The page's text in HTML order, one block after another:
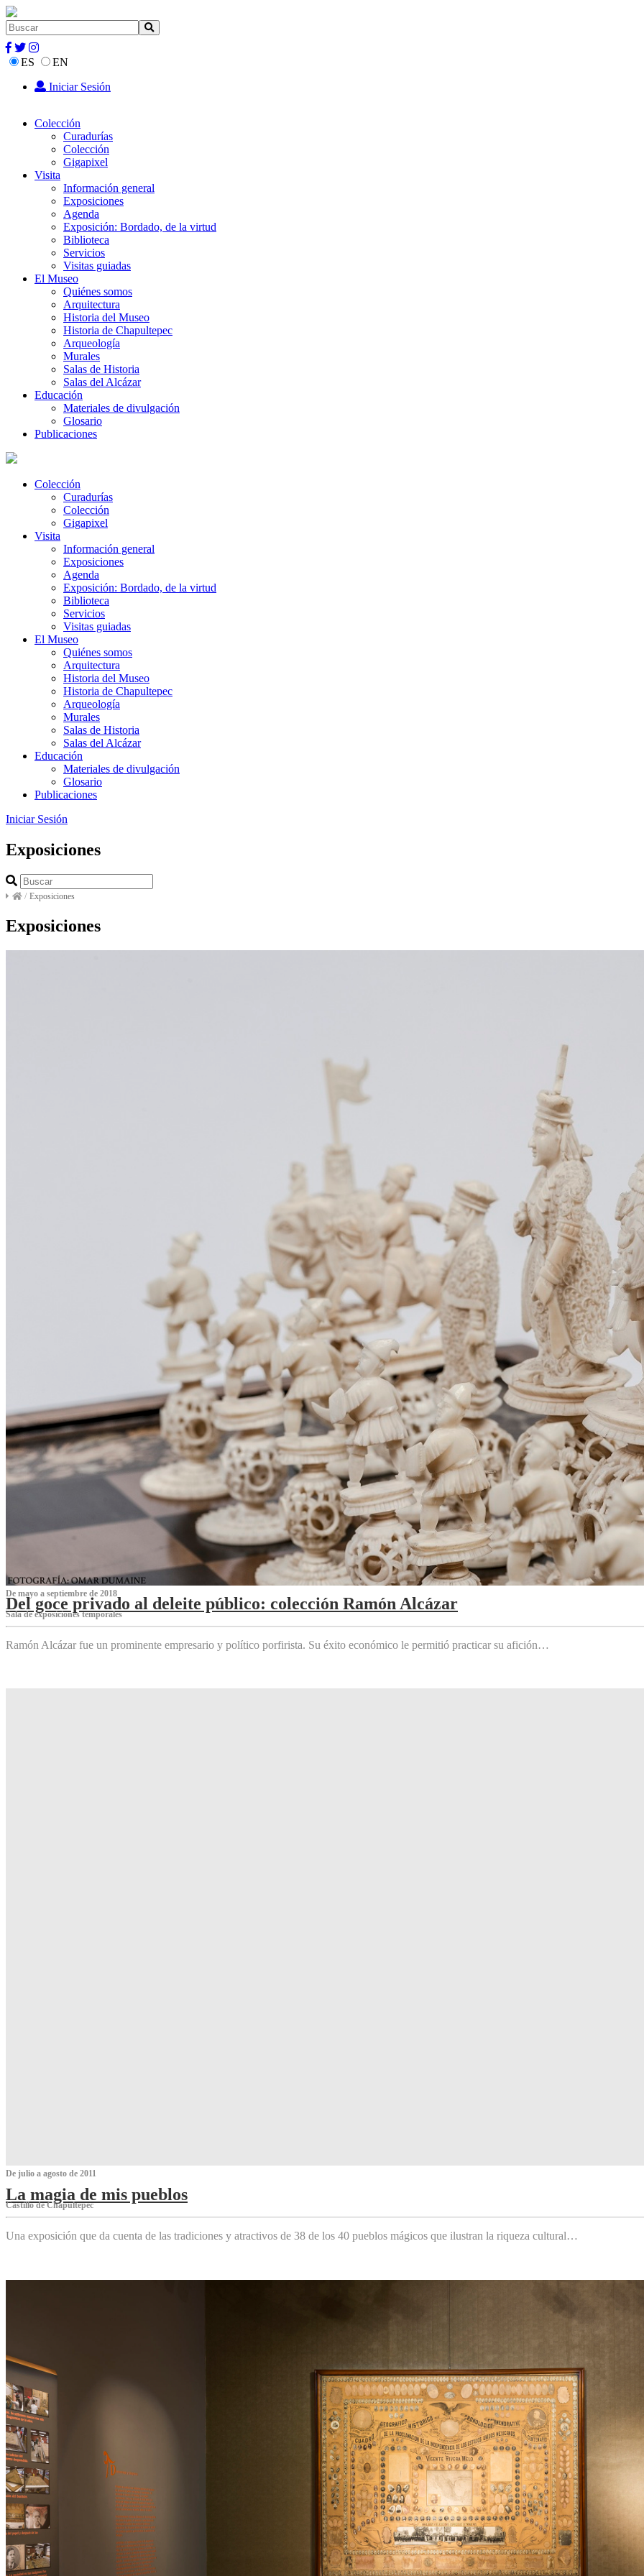
ES
EN
Iniciar Sesión
Colección
Curadurías
Colección
Gigapixel
Visita
Información general
Exposiciones
Agenda
Exposición: Bordado, de la virtud
Biblioteca
Servicios
Visitas guiadas
El Museo
Quiénes somos
Arquitectura
Historia del Museo
Historia de Chapultepec
Arqueología
Murales
Salas de Historia
Salas del Alcázar
Educación
Materiales de divulgación
Glosario
Publicaciones
Colección
Curadurías
Colección
Gigapixel
Visita
Información general
Exposiciones
Agenda
Exposición: Bordado, de la virtud
Biblioteca
Servicios
Visitas guiadas
El Museo
Quiénes somos
Arquitectura
Historia del Museo
Historia de Chapultepec
Arqueología
Murales
Salas de Historia
Salas del Alcázar
Educación
Materiales de divulgación
Glosario
Publicaciones
Iniciar Sesión
Exposiciones
/ Exposiciones
Exposiciones
De mayo a septiembre de 2018
Del goce privado al deleite público: colección Ramón Alcázar
Sala de exposiciones temporales
Ramón Alcázar fue un prominente empresario y político porfirista. Su éxito económico le permitió practicar su afición…
De julio a agosto de 2011
La magia de mis pueblos
Castillo de Chapultepec
Una exposición que da cuenta de las tradiciones y atractivos de 38 de los 40 pueblos mágicos que ilustran la riqueza cultural…